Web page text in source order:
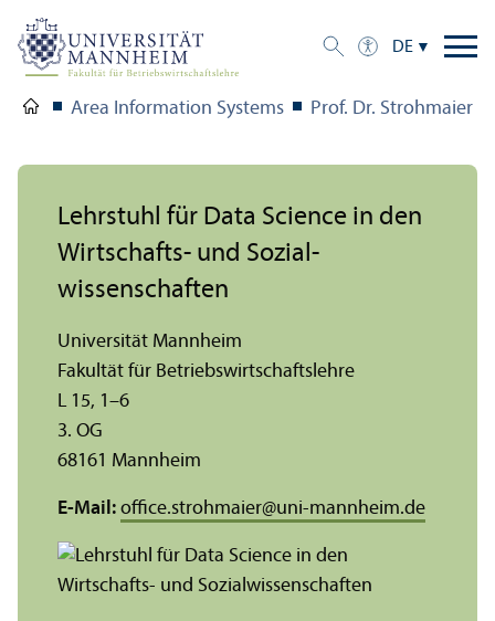
DE
Area Information Systems Prof. Dr. Strohmaier
Lehr­stuhl für Data Science in den
Wirtschafts- und Sozial­
wissenschaften
Universität Mannheim
Fakultät für Betriebs­wirtschafts­lehre
L 15, 1–6
3. OG
68161 Mannheim
E-Mail: office.strohmaier@uni-mannheim.de